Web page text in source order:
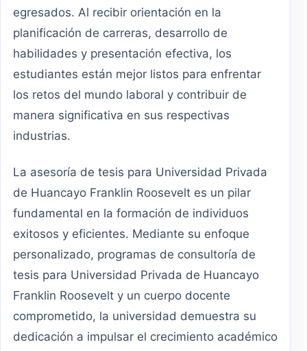
egresados. Al recibir orientación en la
planificación de carreras, desarrollo de
habilidades y presentación efectiva, los
estudiantes están mejor listos para enfrentar
los retos del mundo laboral y contribuir de
manera significativa en sus respectivas
industrias.
La asesoría de tesis para Universidad Privada
de Huancayo Franklin Roosevelt es un pilar
fundamental en la formación de individuos
exitosos y eficientes. Mediante su enfoque
personalizado, programas de consultoría de
tesis para Universidad Privada de Huancayo
Franklin Roosevelt y un cuerpo docente
comprometido, la universidad demuestra su
dedicación a impulsar el crecimiento académico